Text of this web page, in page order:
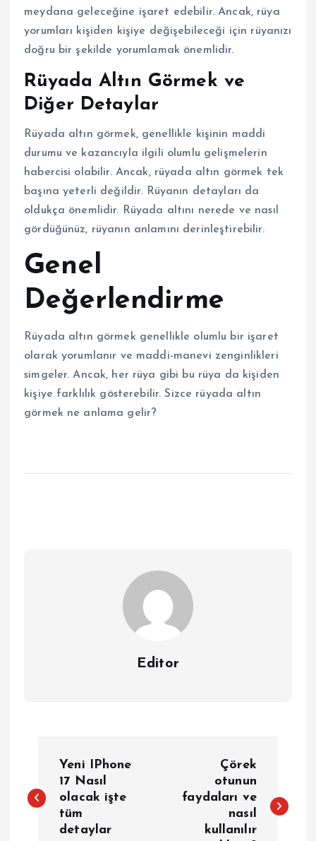
meydana geleceğine işaret edebilir. Ancak, rüya
yorumları kişiden kişiye değişebileceği için rüyanızı
doğru bir şekilde yorumlamak önemlidir.
Rüyada Altın Görmek ve
Diğer Detaylar
Rüyada altın görmek, genellikle kişinin maddi
durumu ve kazancıyla ilgili olumlu gelişmelerin
habercisi olabilir. Ancak, rüyada altın görmek tek
başına yeterli değildir. Rüyanın detayları da
oldukça önemlidir. Rüyada altını nerede ve nasıl
gördüğünüz, rüyanın anlamını derinleştirebilir.
Genel
Değerlendirme
Rüyada altın görmek genellikle olumlu bir işaret
olarak yorumlanır ve maddi-manevi zenginlikleri
simgeler. Ancak, her rüya gibi bu rüya da kişiden
kişiye farklılık gösterebilir. Sizce rüyada altın
görmek ne anlama gelir?
Editor
a
Yeni IPhone
17 Nasıl
olacak işte
tüm
detaylar
Çörek
otunun
faydaları ve
nasıl
kullanılır